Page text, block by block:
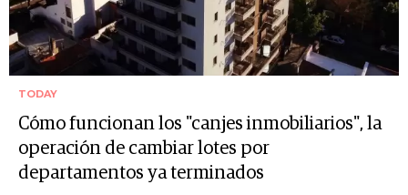
TODAY
Cómo funcionan los "canjes inmobiliarios", la
operación de cambiar lotes por
departamentos ya terminados